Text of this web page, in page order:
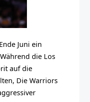
Juni ein
die Los
auf die
Die Warriors